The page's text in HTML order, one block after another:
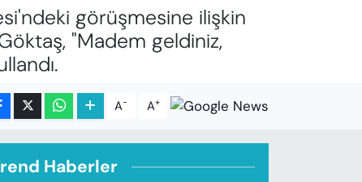
görüşmesine ilişkin
"Madem geldiniz,
A- A+
Haberler